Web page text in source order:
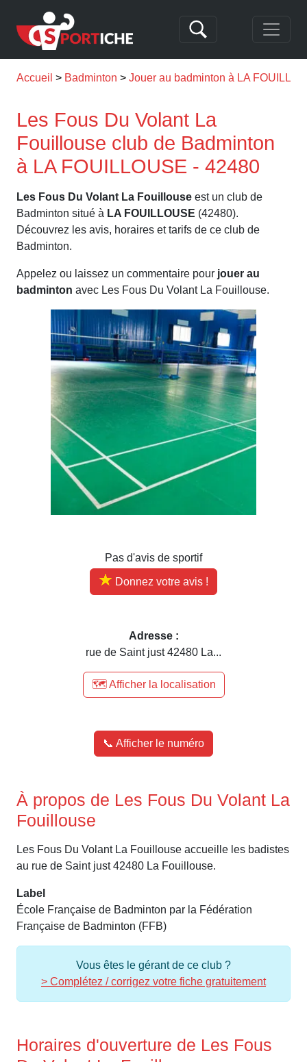
Accueil Badminton Jouer au badminton à LA
Les Fous Du Volant La
Fouillouse club de Badminton
à LA FOUILLOUSE - 42480
Les Fous Du Volant La Fouillouse est un club de
Badminton situé à LA FOUILLOUSE (42480).
Découvrez les avis, horaires et tarifs de ce club de
Badminton.
Appelez ou laissez un commentaire pour jouer au
badminton avec Les Fous Du Volant La Fouillouse.
Pas d'avis de sportif
Donnez votre avis !
Adresse :
rue de Saint just 42480 La...
🗺️ Afficher la localisation
📞 Afficher le numéro
À propos de Les Fous Du Volant La
Fouillouse
Les Fous Du Volant La Fouillouse accueille les badistes
au rue de Saint just 42480 La Fouillouse.
Label
École Française de Badminton par la Fédération
Française de Badminton (FFB)
Vous êtes le gérant de ce club ?
> Complétez / corrigez votre fiche gratuitement
Horaires d'ouverture de Les Fous